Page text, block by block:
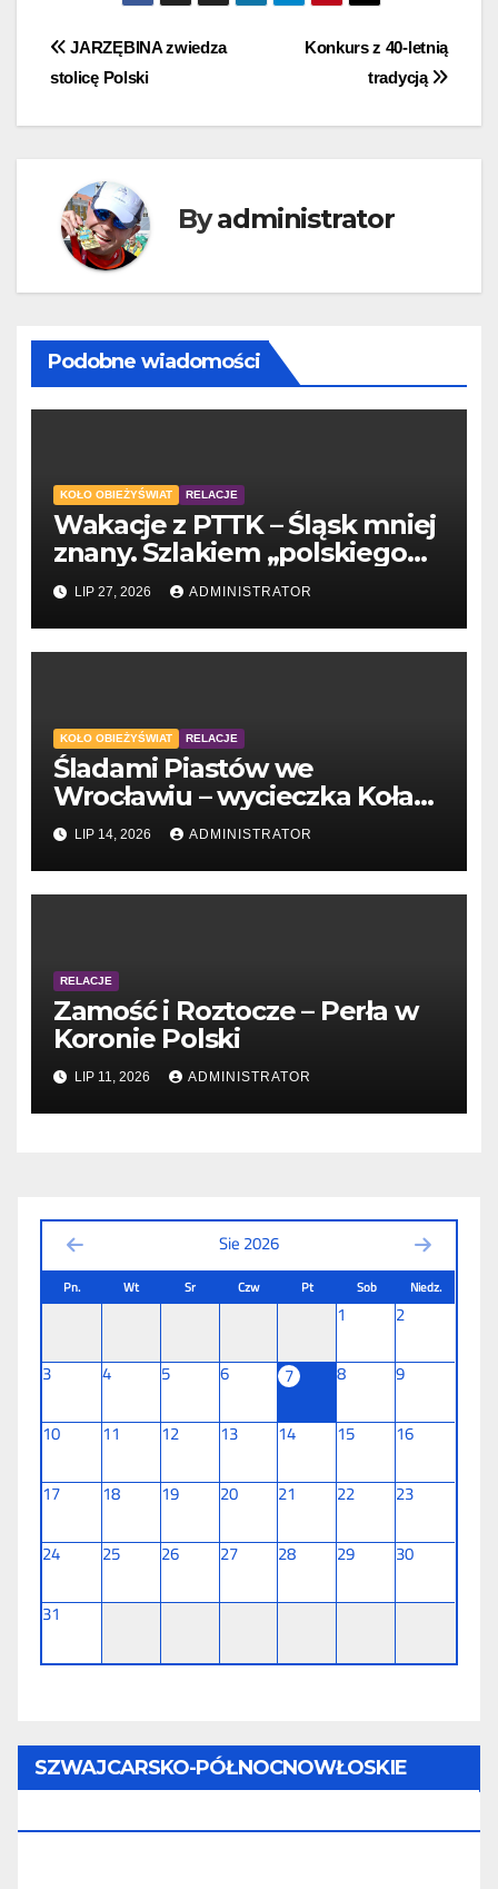
Konkurs z 40-letnią
tradycją
JARZĘBINA zwiedza
stolicę Polski
Byadministrator
Podobne wiadomości
KOŁO OBIEŻYŚWIAT RELACJE
Wakacje z PTTK – Śląsk mniej
znany. Szlakiem „polskiego
Gaudiego” do Tychów
LIP 27, 2026 ADMINISTRATOR
KOŁO OBIEŻYŚWIAT RELACJE
Śladami Piastów we
Wrocławiu – wycieczka Koła
Obieżyświat
LIP 14, 2026 ADMINISTRATOR
RELACJE
Zamość i Roztocze – Perła w
Koronie Polski
LIP 11, 2026 ADMINISTRATOR
Sie 2026
Pn. Wt Sr Czw Pt Sob Niedz.
1
2
3
4 5 6 7 8
9
10
11 12 13 14 15
16
17
18 19 20 21 22
23
24
25 26 27 28 29
30
31
SZWAJCARSKO-PÓŁNOCNOWŁOSKIE